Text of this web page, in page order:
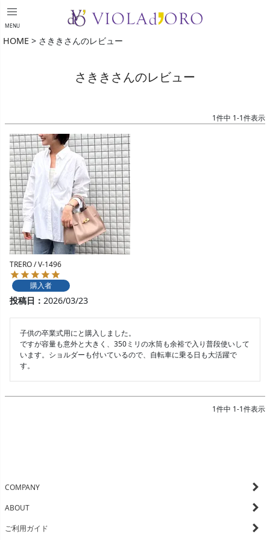
menu
MENU
HOME さききさんのレビュー
さききさんのレビュー
1件中 1-1件表示
TRERO / V-1496
購入者
投稿日 2026/03/23
子供の卒業式用にと購入しました。
ですが容量も意外と大きく、350ミリの水筒も余裕で入り普段使いして
います。ショルダーも付いているので、自転車に乗る日も大活躍で
す。
1件中 1-1件表示
COMPANY
ABOUT
ご利用ガイド